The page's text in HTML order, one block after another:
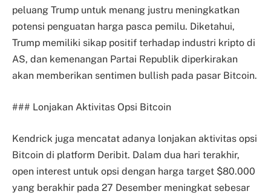
peluang Trump untuk menang justru meningkatkan
potensi penguatan harga pasca pemilu. Diketahui,
Trump memiliki sikap positif terhadap industri kripto di
AS, dan kemenangan Partai Republik diperkirakan
akan memberikan sentimen bullish pada pasar Bitcoin.
### Lonjakan Aktivitas Opsi Bitcoin
Kendrick juga mencatat adanya lonjakan aktivitas opsi
Bitcoin di platform Deribit. Dalam dua hari terakhir,
open interest untuk opsi dengan harga target $80.000
yang berakhir pada 27 Desember meningkat sebesar